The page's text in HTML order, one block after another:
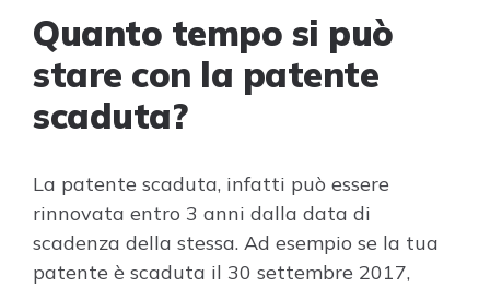
Quanto tempo si può
stare con la patente
scaduta?
La patente scaduta, infatti può essere
rinnovata entro 3 anni dalla data di
scadenza della stessa. Ad esempio se la tua
patente è scaduta il 30 settembre 2017,